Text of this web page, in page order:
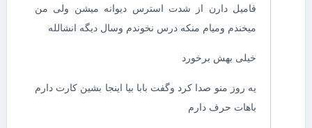
فامیل دارن از شدت استرس دیوانه میشن ولی من
میخندم ومیام منکه درس نخوندم وسال دیگه انشالله
خیلی بهش برخورد
یه روز منو صدا کرد وگفت بابا بیا اینجا بشین کارت دارم
باهات حرف دارم